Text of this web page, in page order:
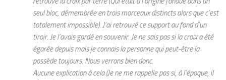
seul bloc, démembrée en trois morceaux distincts alors que c’est
totalement impossible). J’ai retrouvé ce support au fond d’un
tiroir. Je l’avais gardé en souvenir. Je ne sais pas si la croix a été
égarée depuis mais je connais la personne qui peut-être la
possède toujours. Nous verrons bien donc.
Aucune explication à cela (Je ne me rappelle pas si, à l’époque, il